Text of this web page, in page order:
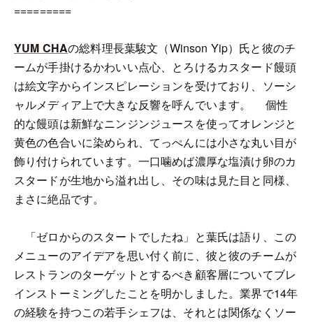
=========
YUM CHAの総料理長葉駿文（Winson Yip）氏と彼のチ
ームが手掛けるかわいい点心、とろけるカスタード饅頭
は絵文字からインスピレーションを受けており、ソーシ
ャルメディア上で大きな反響を呼んでいます。 個性
的な饅頭は新鮮なニンジンジュースを使ってオレンジと
黄色の色合いに染められ、てっぺんには小さな丸い目が
飾り付けられています。一口噛めば濃厚な塩漬け卵のカ
スタードが生地から溢れ出し、その味は見た目と同様、
まさに絶品です。
「ゼロからのスタートでしたね」と葉氏は語り、この
メニューのアイデアを思い付く前に、彼と彼のチームが
レストランのターゲットとするべき顧客層についてブレ
インストーミングしたことを明かしました。業界で14年
の経験を持つこの若手シェフは、それとは関係なくソー